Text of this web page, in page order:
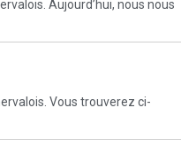
Aujourd’hui, nous nous
Vous trouverez ci-